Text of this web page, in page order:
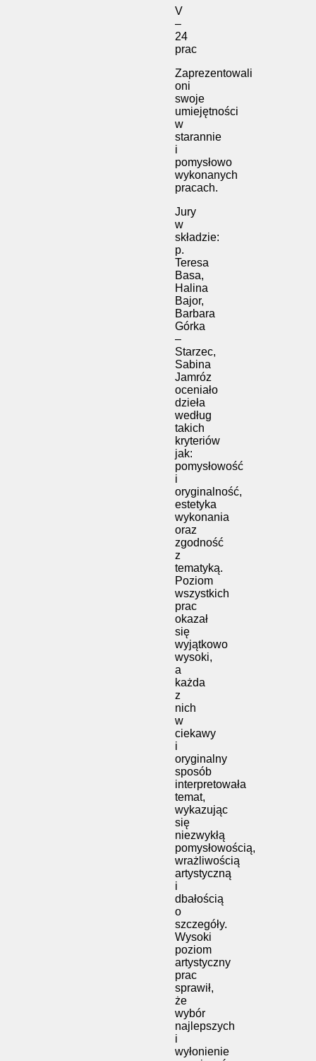
V
–
24
prac
Zaprezentowali
oni
swoje
umiejętności
w
starannie
i
pomysłowo
wykonanych
pracach.
Jury
w
składzie:
p.
Teresa
Basa,
Halina
Bajor,
Barbara
Górka
–
Starzec,
Sabina
Jamróz
oceniało
dzieła
według
takich
kryteriów
jak:
pomysłowość
i
oryginalność,
estetyka
wykonania
oraz
zgodność
z
tematyką.
Poziom
wszystkich
prac
okazał
się
wyjątkowo
wysoki,
a
każda
z
nich
w
ciekawy
i
oryginalny
sposób
interpretowała
temat,
wykazując
się
niezwykłą
pomysłowością,
wrażliwością
artystyczną
i
dbałością
o
szczegóły.
Wysoki
poziom
artystyczny
prac
sprawił,
że
wybór
najlepszych
i
wyłonienie